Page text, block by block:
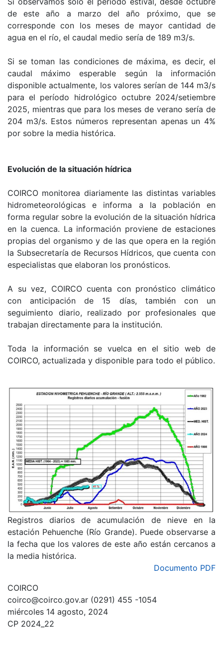
de este año a marzo del año próximo, que se
corresponde con los meses de mayor cantidad de
agua en el río, el caudal medio sería de 189 m3/s.
Si se toman las condiciones de máxima, es decir, el
caudal máximo esperable según la información
disponible actualmente, los valores serían de 144 m3/s
para el período hidrológico octubre 2024/setiembre
2025, mientras que para los meses de verano sería de
204 m3/s. Estos números representan apenas un 4%
por sobre la media histórica.
Evolución de la situación hídrica
COIRCO monitorea diariamente las distintas variables
hidrometeorológicas e informa a la población en
forma regular sobre la evolución de la situación hídrica
en la cuenca. La información proviene de estaciones
propias del organismo y de las que opera en la región
la Subsecretaría de Recursos Hídricos, que cuenta con
especialistas que elaboran los pronósticos.
A su vez, COIRCO cuenta con pronóstico climático
con anticipación de 15 días, también con un
seguimiento diario, realizado por profesionales que
trabajan directamente para la institución.
Toda la información se vuelca en el sitio web de
COIRCO, actualizada y disponible para todo el público.
Registros diarios de acumulación de nieve en la
estación Pehuenche (Río Grande). Puede observarse a
la fecha que los valores de este año están cercanos a
la media histórica.
Documento PDF
COIRCO
coirco@coirco.gov.ar (0291) 455 -1054
miércoles 14 agosto, 2024
CP 2024_22